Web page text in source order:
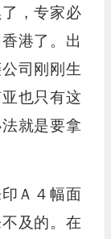
，专家必
港了。出
司刚刚生
也只有这
就是要拿
Ａ４幅面
及的。在